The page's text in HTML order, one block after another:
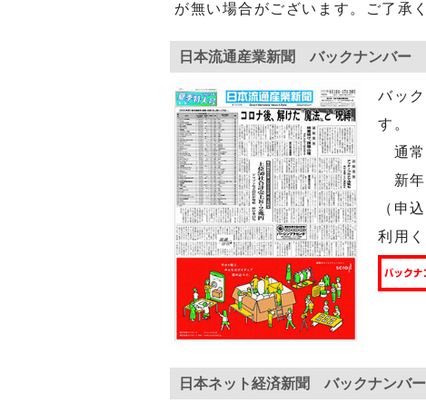
が無い場合がございます。ご了承
日本流通産業新聞 バックナンバー
バッ
す。
通
新年
（申
利用
日本ネット経済新聞 バックナンバー